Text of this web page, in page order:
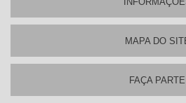
MAPA DO
FAÇA PARTE